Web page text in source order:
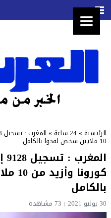
الرئيسية »24 ساعة »
10 ملايين شخص لقحوا بالكامل
بالكامل
30 يوليو 2021 73 مشاهدة